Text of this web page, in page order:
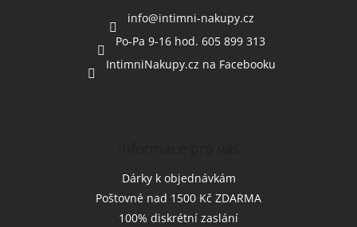
info@intimni-nakupy.cz
Po-Pa 9-16 hod. 605 899 313
IntimniNakupy.cz na Facebooku
Dárky k objednávkám
Poštovné nad 1500 Kč ZDARMA
100% diskrétní zaslání